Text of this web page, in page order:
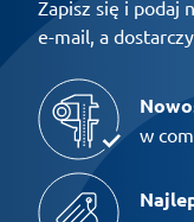
Zapisz się i podaj
e-mail, a
w